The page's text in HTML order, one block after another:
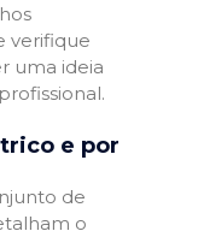
verifique
uma ideia
e por
de
o